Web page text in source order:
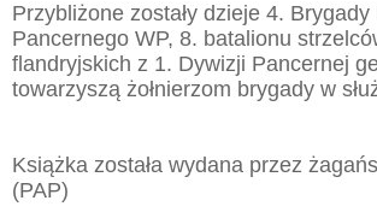
Przybliżone zostały dzieje 4.
Pancernego WP, 8. batalionu
flandryjskich z 1. Dywizji Pancernej
towarzyszą żołnierzom brygady w
Książka została wydana przez
(PAP)